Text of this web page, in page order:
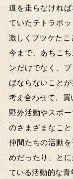
道を走らなけれ
ていたテトラポ
激しくブツケたこ
今まで、あちこ
ンだけでなく、
ばならないこと
考え合わせて、買
野外活動やスポ
のさまざまなこ
仲間たちの活動
めだったり、と
ている活動的な青